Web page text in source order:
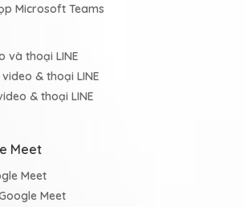
Microsoft Teams
và thoại LINE
& thoại LINE
& thoại LINE
Meet
Meet
Meet